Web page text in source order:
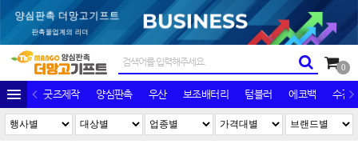
0
굿즈제작 양심판촉 우산 보조배터리 텀블러 에코백 수건/